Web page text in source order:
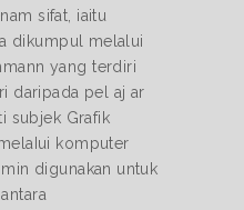
sifat, iaitu
dikumpul melalui
yang terdiri
daripada pel aj ar
subjek Grafik
komputer
digunakan untuk